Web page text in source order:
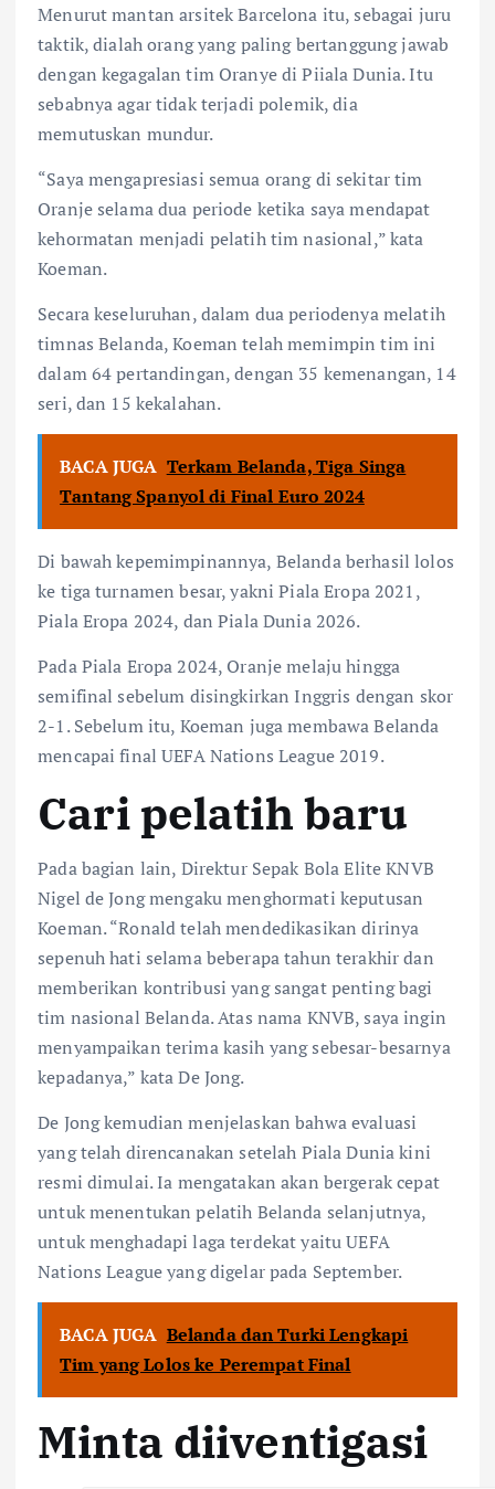
Menurut mantan arsitek Barcelona itu, sebagai juru
taktik, dialah orang yang paling bertanggung jawab
dengan kegagalan tim Oranye di Piiala Dunia. Itu
sebabnya agar tidak terjadi polemik, dia
memutuskan mundur.
“Saya mengapresiasi semua orang di sekitar tim
Oranje selama dua periode ketika saya mendapat
kehormatan menjadi pelatih tim nasional,” kata
Koeman.
Secara keseluruhan, dalam dua periodenya melatih
timnas Belanda, Koeman telah memimpin tim ini
dalam 64 pertandingan, dengan 35 kemenangan, 14
seri, dan 15 kekalahan.
BACA JUGA Terkam Belanda, Tiga Singa
Tantang Spanyol di Final Euro 2024
Di bawah kepemimpinannya, Belanda berhasil lolos
ke tiga turnamen besar, yakni Piala Eropa 2021,
Piala Eropa 2024, dan Piala Dunia 2026.
Pada Piala Eropa 2024, Oranje melaju hingga
semifinal sebelum disingkirkan Inggris dengan skor
2-1. Sebelum itu, Koeman juga membawa Belanda
mencapai final UEFA Nations League 2019.
Cari pelatih baru
Pada bagian lain, Direktur Sepak Bola Elite KNVB
Nigel de Jong mengaku menghormati keputusan
Koeman. “Ronald telah mendedikasikan dirinya
sepenuh hati selama beberapa tahun terakhir dan
memberikan kontribusi yang sangat penting bagi
tim nasional Belanda. Atas nama KNVB, saya ingin
menyampaikan terima kasih yang sebesar-besarnya
kepadanya,” kata De Jong.
De Jong kemudian menjelaskan bahwa evaluasi
yang telah direncanakan setelah Piala Dunia kini
resmi dimulai. Ia mengatakan akan bergerak cepat
untuk menentukan pelatih Belanda selanjutnya,
untuk menghadapi laga terdekat yaitu UEFA
Nations League yang digelar pada September.
BACA JUGA Belanda dan Turki Lengkapi
Tim yang Lolos ke Perempat Final
Minta diiventigasi